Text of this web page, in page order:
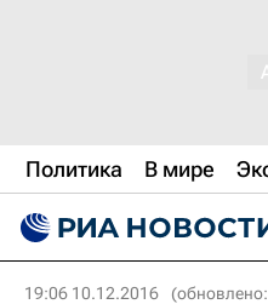
Политика В мире
19:06 10.12.2016